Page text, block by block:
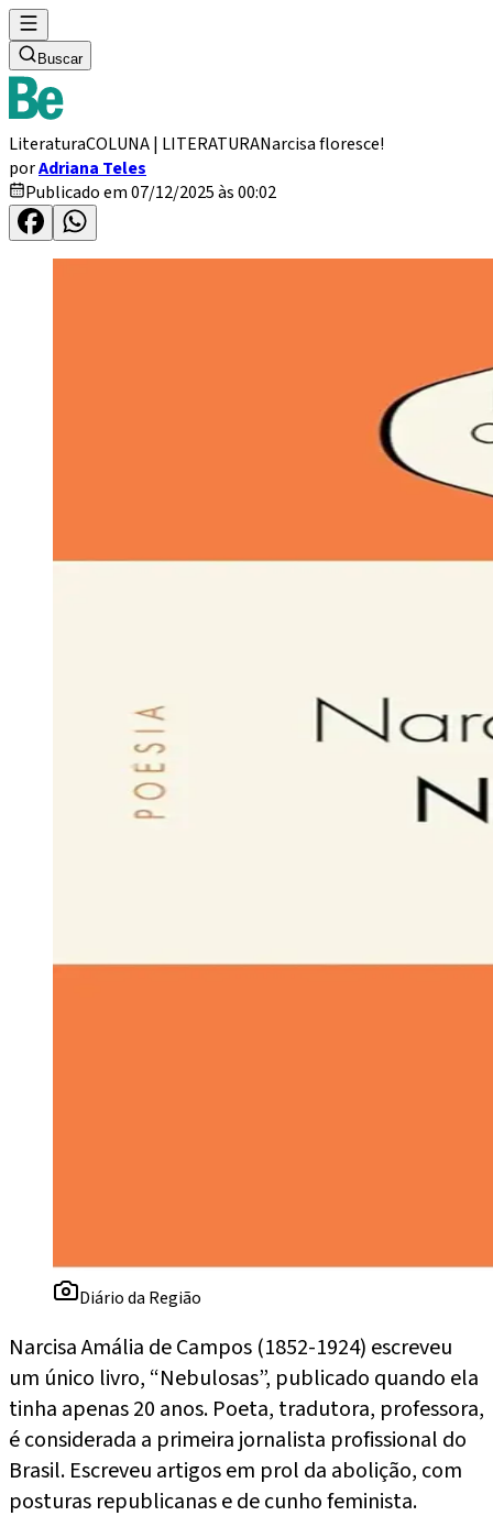
Buscar
LiteraturaCOLUNA | LITERATURANarcisa floresce!
porAdriana Teles
Publicado em 07/12/2025 às 00:02
Diário da Região
Narcisa Amália de Campos (1852-1924) escreveu
um único livro, “Nebulosas”, publicado quando ela
tinha apenas 20 anos. Poeta, tradutora, professora,
é considerada a primeira jornalista profissional do
Brasil. Escreveu artigos em prol da abolição, com
posturas republicanas e de cunho feminista.